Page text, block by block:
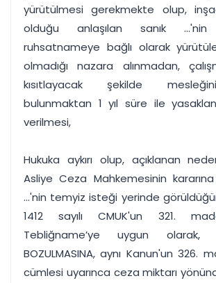
yürütülmesi gerekmekte olup,
olduğu anlaşılan sanık ...'nin
ruhsatnameye bağlı olarak
olmadığı nazara alınmadan,
kısıtlayacak şekilde
bulunmaktan 1 yıl süre ile
verilmesi,
Hukuka aykırı olup, açıklanan
Asliye Ceza Mahkemesinin
...'nin temyiz isteği yerinde
1412 sayılı CMUK'un 321.
Tebliğname’ye uygun
BOZULMASINA, aynı Kanun'un 326.
cümlesi uyarınca ceza miktarı